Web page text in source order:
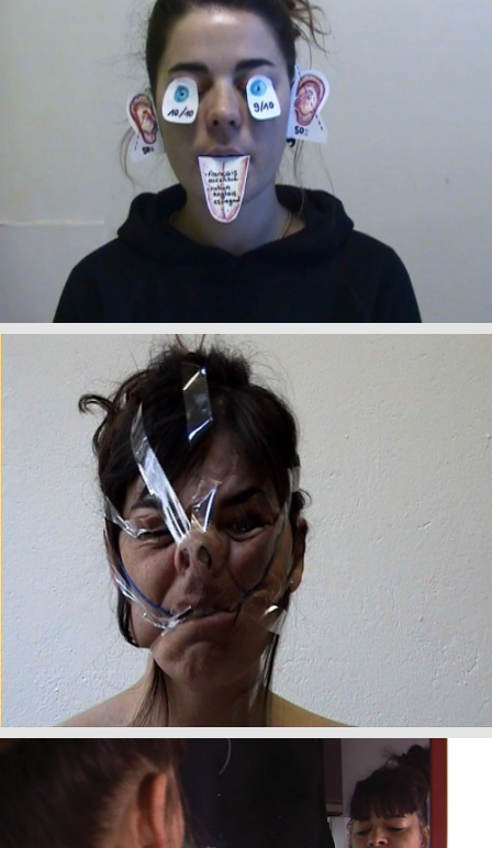
Titre de l'oeuvre, 2017
Titre de l'oeuvre